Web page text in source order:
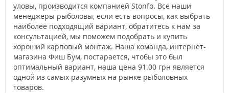
уловы, производится компанией Stonfo. Все наши
менеджеры рыболовы, если есть вопросы, как выбрать
наиболее подходящий вариант, обратитесь к нам за
консультацией, мы поможем подобрать и купить
хороший карповый монтаж. Наша команда, интернет-
магазина Фиш Бум, постарается, чтобы это был
оптимальный вариант, наша цена 91.00 грн является
одной из самых разумных на рынке рыболовных
товаров.